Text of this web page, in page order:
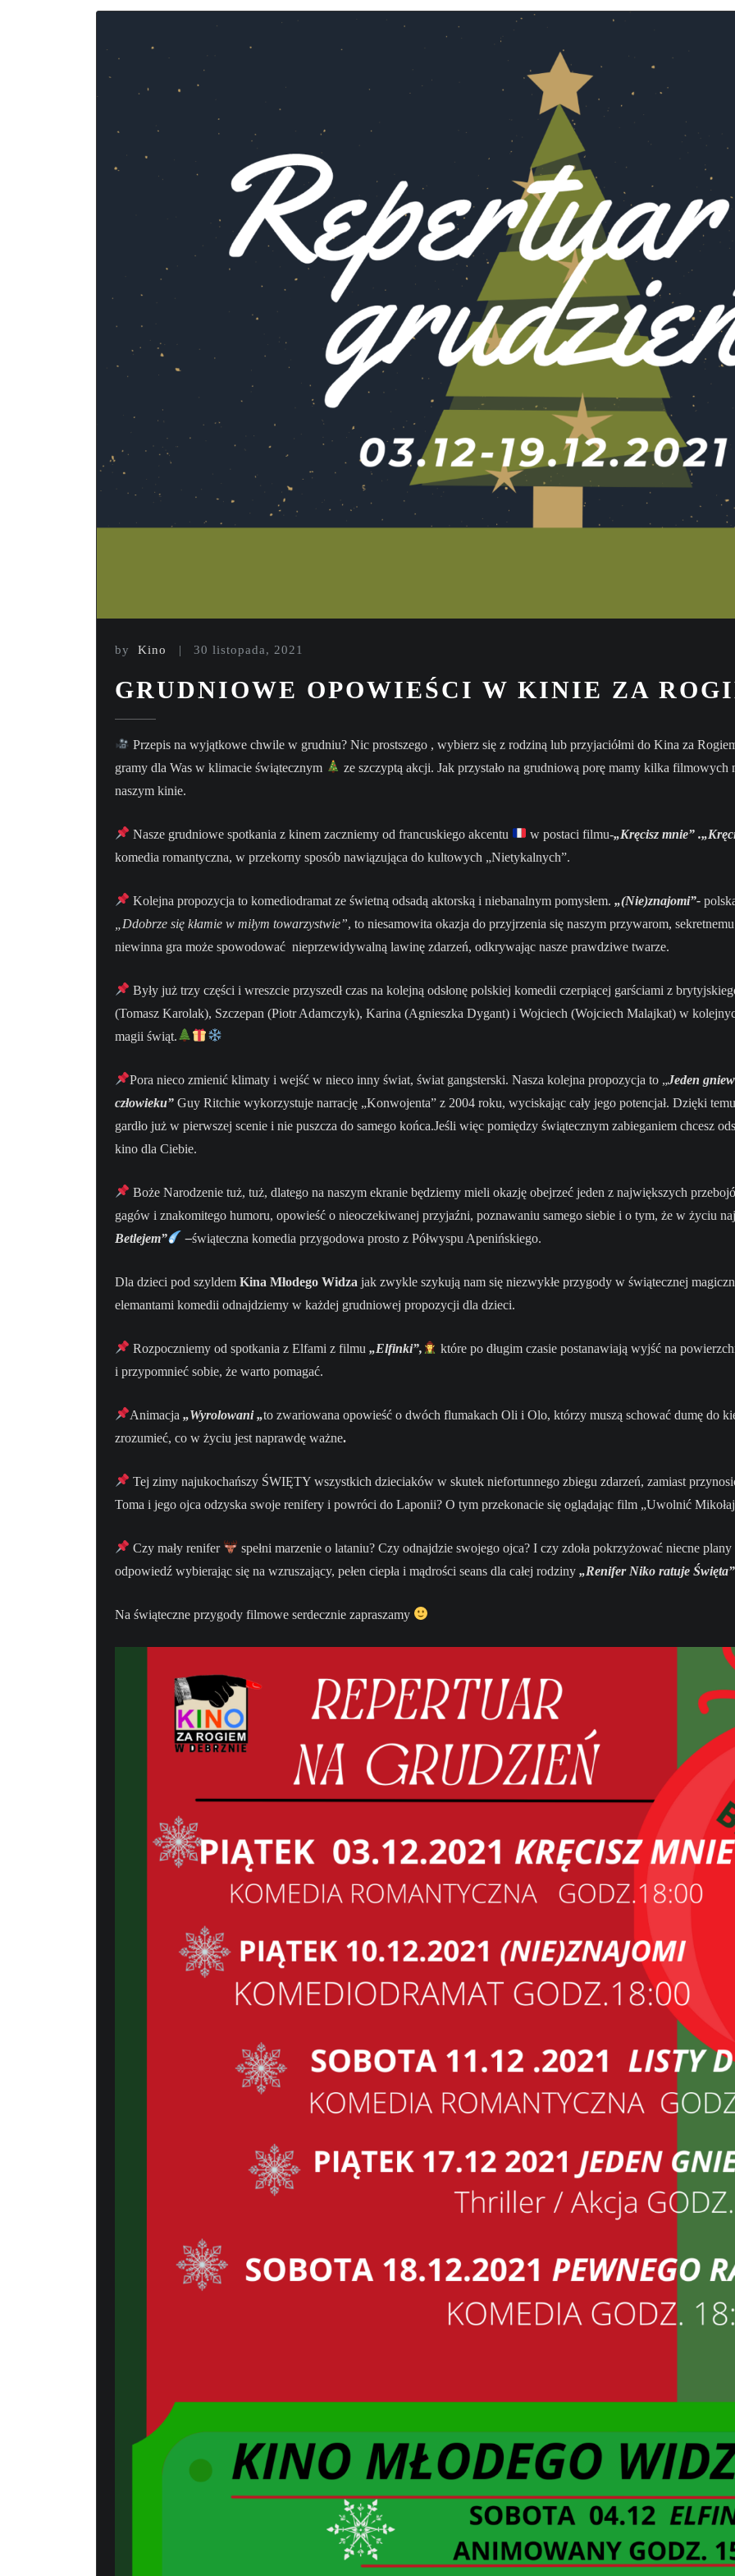
by Kino 30 listopada, 2021
GRUDNIOWE OPOWIEŚCI W KINIE ZA
Przepis na wyjątkowe chwile w grudniu? Nic prostszego , wybierz się z rodziną lub przyjaciółmi do Kina za
gramy dla Was w klimacie świątecznym
ze szczyptą akcji. Jak przystało na grudniową porę mamy kilka
naszym kinie.
Nasze grudniowe spotkania z kinem zaczniemy od francuskiego akcentu w postaci filmu-„Kręcisz mnie”
komedia romantyczna, w przekorny sposób nawiązująca do kultowych „Nietykalnych”.
Kolejna propozycja to komediodramat ze świetną odsadą aktorską i niebanalnym pomysłem.„(Nie)znajomi”-
„Ddobrze się kłamie w miłym towarzystwie”, to niesamowita okazja do przyjrzenia się naszym przywarom,
niewinna gra może spowodować nieprzewidywalną lawinę zdarzeń, odkrywając nasze prawdziwe twarze.
Były już trzy części i wreszcie przyszedł czas na kolejną odsłonę polskiej komedii czerpiącej garściami z
(Tomasz Karolak), Szczepan (Piotr Adamczyk), Karina (Agnieszka Dygant) i Wojciech (Wojciech Malajkat) w
magii świąt.
Pora nieco zmienić klimaty i wejść w nieco inny świat, świat gangsterski. Nasza kolejna propozycja to „Jeden
człowieku” Guy Ritchie wykorzystuje narrację „Konwojenta” z 2004 roku, wyciskając cały jego potencjał. Dzięki
gardło już w pierwszej scenie i nie puszcza do samego końca.Jeśli więc pomiędzy świątecznym zabieganiem chcesz
kino dla Ciebie.
Boże Narodzenie tuż, tuż, dlatego na naszym ekranie będziemy mieli okazję obejrzeć jeden z największych
gagów i znakomitego humoru, opowieść o nieoczekiwanej przyjaźni, poznawaniu samego siebie i o tym, że w życiu
Betlejem”
–świąteczna komedia przygodowa prosto z Półwyspu Apenińskiego.
Dla dzieci pod szyldem Kina Młodego Widza jak zwykle szykują nam się niezwykłe przygody w świątecznej
elemantami komedii odnajdziemy w każdej grudniowej propozycji dla dzieci.
Rozpoczniemy od spotkania z Elfami z filmu„Elfinki”,
które po długim czasie postanawiają wyjść na
i przypomnieć sobie, że warto pomagać.
Animacja„Wyrolowani „to zwariowana opowieść o dwóch flumakach Oli i Olo, którzy muszą schować dumę do
zrozumieć, co w życiu jest naprawdę ważne.
Tej zimy najukochańszy ŚWIĘTY wszystkich dzieciaków w skutek niefortunnego zbiegu zdarzeń, zamiast
Toma i jego ojca odzyska swoje renifery i powróci do Laponii? O tym przekonacie się oglądając film „Uwolnić
Czy mały renifer
spełni marzenie o lataniu? Czy odnajdzie swojego ojca? I czy zdoła pokrzyżować niecne
odpowiedź wybierając się na wzruszający, pełen ciepła i mądrości seans dla całej rodziny „Renifer Niko ratuje Święta”
Na świąteczne przygody filmowe serdecznie zapraszamy